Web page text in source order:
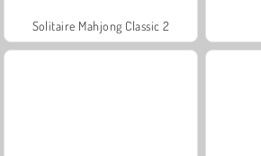
Solitaire Mahjong Classic 2